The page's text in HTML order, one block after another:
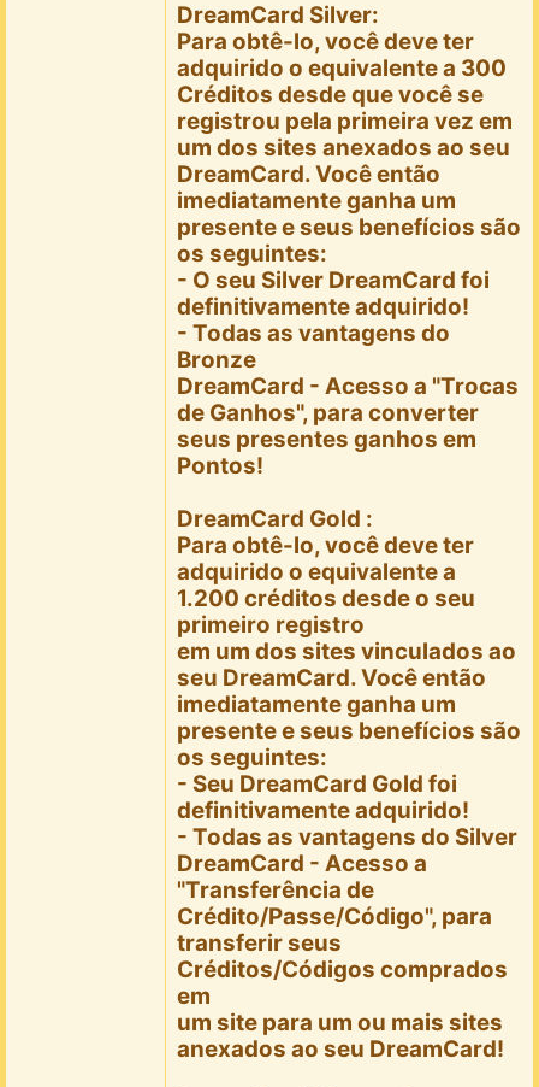
DreamCard Silver:
Para obtê-lo, você deve ter
adquirido o equivalente a 300
Créditos desde que você se
registrou pela primeira vez em
um dos sites anexados ao seu
DreamCard. Você então
imediatamente ganha um
presente e seus benefícios são
os seguintes:
- O seu Silver DreamCard foi
definitivamente adquirido!
- Todas as vantagens do
Bronze
DreamCard - Acesso a "Trocas
de Ganhos", para converter
seus presentes ganhos em
Pontos!
DreamCard Gold :
Para obtê-lo, você deve ter
adquirido o equivalente a
1.200 créditos desde o seu
primeiro registro
em um dos sites vinculados ao
seu DreamCard. Você então
imediatamente ganha um
presente e seus benefícios são
os seguintes:
- Seu DreamCard Gold foi
definitivamente adquirido!
- Todas as vantagens do Silver
DreamCard - Acesso a
"Transferência de
Crédito/Passe/Código", para
transferir seus
Créditos/Códigos comprados
em
um site para um ou mais sites
anexados ao seu DreamCard!